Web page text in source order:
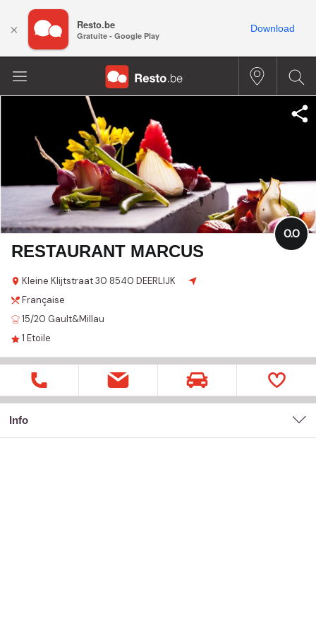
RESTAURANT MARCUS
Kleine Klijtstraat30 8540 DEERLIJK
0.0
Française
15/20 Gault&Millau
1 Etoile
Info
× Resto.be
Gratuite - Google Play
Download